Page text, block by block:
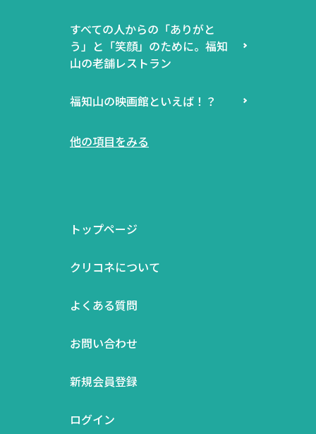
すべての人からの「ありがと
う」と「笑顔」のために。福知
山の老舗レストラン
福知山の映画館といえば！？
他の項目をみる
トップページ
クリコネについて
よくある質問
お問い合わせ
新規会員登録
ログイン